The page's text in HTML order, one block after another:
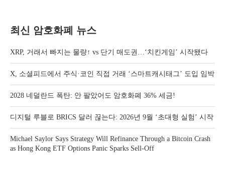
최신 암호화폐 뉴스
XRP, 거래서 빠지는 물량↑ vs 단기 매도권…‘치킨게임’ 시작됐다
X, 소셜피드에서 주식·코인 직접 거래 ‘스마트캐시태그’ 도입 임박
2028 네덜란드 폭탄: 안 팔았어도 암호화폐 36% 세금!
디지털 루블로 BRICS 달러 끊는다: 2026년 9월 ‘초대형 실험’ 시작
Michael Saylor Says Strategy Will Refinance Through a Bitcoin Crash
as Hong Kong ETF Options Panic Sparks Sell-Off